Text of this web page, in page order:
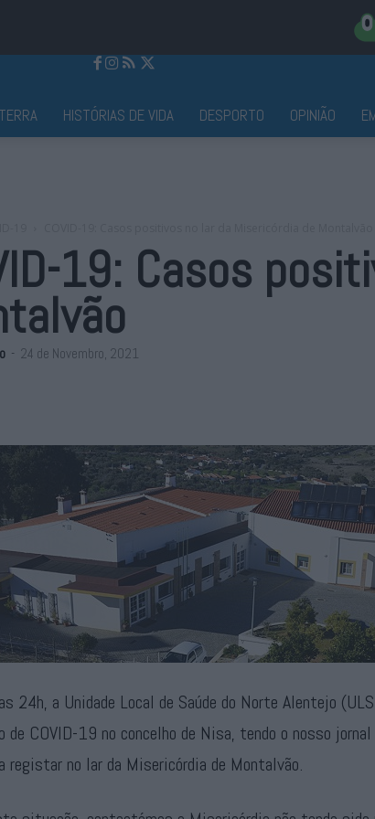
HISTÓRIAS DE VIDA DESPORTO OPINIÃO
19: Casos
- 24 de Novembro, 2021
24h, a Unidade Local de Saúde do Norte Alentejo
de COVID-19 no concelho de Nisa, tendo o nosso jornal
registar no lar da Misericórdia de Montalvão.